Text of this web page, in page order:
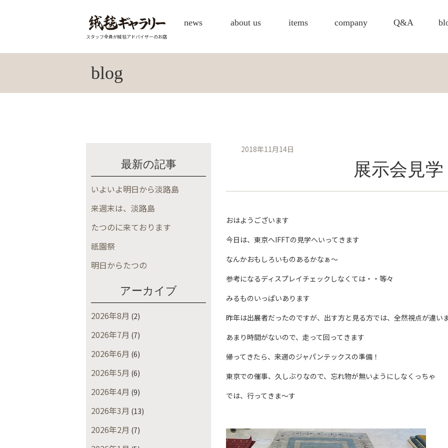
スタッフ全員が絨毯アドバイザーのお店
news about us items company Q&A
blog
最新の記事
いよいよ明日から淡路島
来週末は、淡路島
たつのに来ております
祇園祭
明日からたつの
アーカイブ
2026年8月 (2)
2026年7月 (7)
2026年6月 (6)
2026年5月 (6)
2026年4月 (9)
2026年3月 (13)
2026年2月 (7)
2018年11月14日
展示会見学
おはようございます
今日は、東京へIFFTの見学へいってきます
なんかおもしろいものあるかなぁ～
参考になるディスプレイチェックしなくては・・等々
みるものいっぱいあります
昨年は出展者だったのですが、出す方と見る方では、全然視点が違い
あまり時間がないので、走って回ってきます
帰ってきたら、来週のジャパンテックスの準備！
東京での催事、久しぶりなので、忘れ物が無いようにしなくっちゃ
では、行ってきま～す